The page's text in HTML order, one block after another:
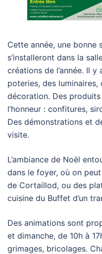
Cette année, une bonne
s’installeront dans la
créations de l’année. Il
poteries, des
décoration. Des
l’honneur : confitures,
Des démonstrations et
visite.
L’ambiance de Noël
dans le foyer, où on
de Cortaillod, ou des
cuisine du Buffet d’un
Des animations sont
et dimanche, de 10h à
grimages, bricolages.